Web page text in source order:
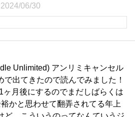
2024/06/30
Unlimited) アンリミキャンセル
で出てきたので読んでみました！
ヶ月後にするのでまだしばらくは
かと思わせて翻弄されてる年上